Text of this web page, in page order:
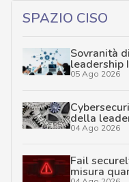
SPAZIO CISO
Sovranità
leadership
05 Ago 2026
della
04 Ago 2026
Fail
misura